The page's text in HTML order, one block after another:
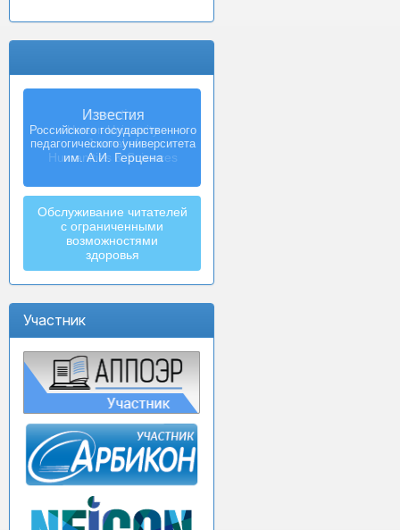
Izvestia:
Herzen University
Journal of
Humanities & Sciences
Обслуживание читателей
с ограниченными
возможностями
здоровья
Участник